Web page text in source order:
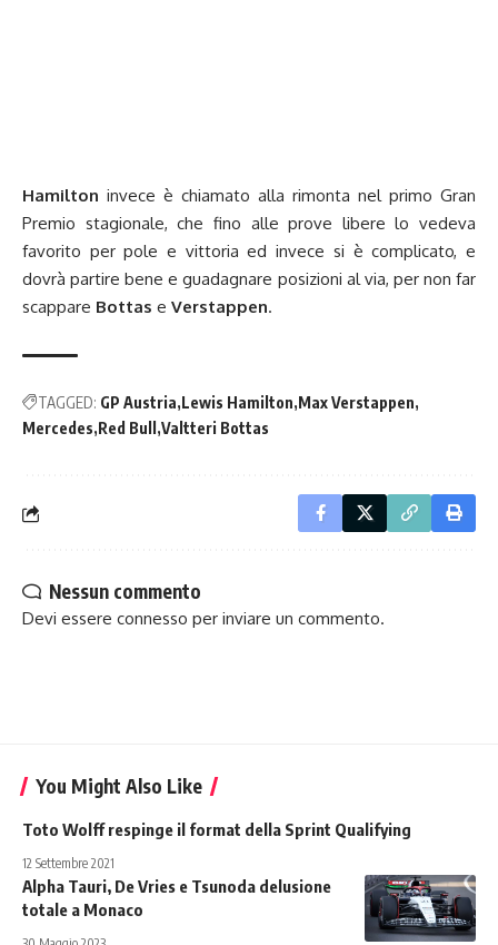
Hamilton invece è chiamato alla rimonta nel primo Gran
Premio stagionale, che fino alle prove libere lo vedeva
favorito per pole e vittoria ed invece si è complicato, e
dovrà partire bene e guadagnare posizioni al via, per non far
scappare Bottas e Verstappen.
TAGGED: GP Austria Lewis Hamilton Max Verstappen
Mercedes Red Bull Valtteri Bottas
Nessun commento
Devi essere connesso per inviare un commento.
You Might Also Like
Toto Wolff respinge il format della Sprint Qualifying
12 Settembre 2021
Alpha Tauri, De Vries e Tsunoda delusione
totale a Monaco